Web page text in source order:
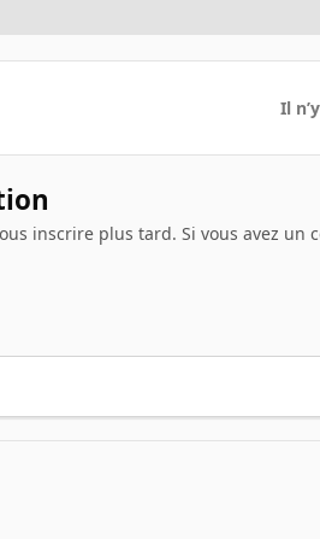
Il
inscrire plus tard. Si vous avez un